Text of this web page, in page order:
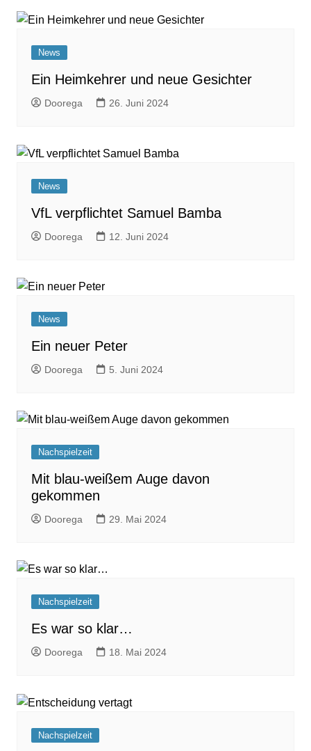
News
Ein Heimkehrer und neue Gesichter
Doorega 26. Juni 2024
News
VfL verpflichtet Samuel Bamba
Doorega 12. Juni 2024
News
Ein neuer Peter
Doorega 5. Juni 2024
Nachspielzeit
Mit blau-weißem Auge davon
gekommen
Doorega 29. Mai 2024
Nachspielzeit
Es war so klar…
Doorega 18. Mai 2024
Nachspielzeit